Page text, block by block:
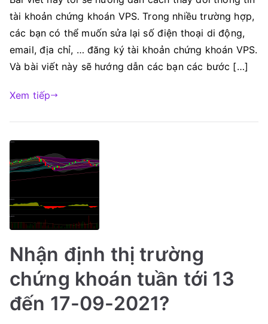
tài khoản chứng khoán VPS. Trong nhiều trường hợp,
các bạn có thể muốn sửa lại số điện thoại di động,
email, địa chỉ, … đăng ký tài khoản chứng khoán VPS.
Và bài viết này sẽ hướng dẫn các bạn các bước […]
Xem tiếp
Nhận định thị trường
chứng khoán tuần tới 13
đến 17-09-2021?